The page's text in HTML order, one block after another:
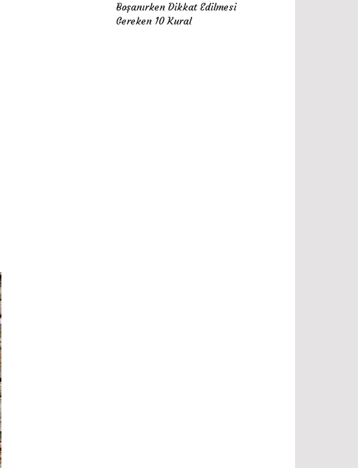
Boşanırken Dikkat Edilmesi
Gereken 10 Kural